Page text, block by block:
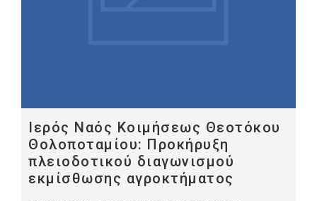
Ιερός Ναός Κοιμήσεως Θεοτόκου
Θολοποταμίου: Προκήρυξη
πλειοδοτικού διαγωνισμού
εκμίσθωσης αγροκτήματος